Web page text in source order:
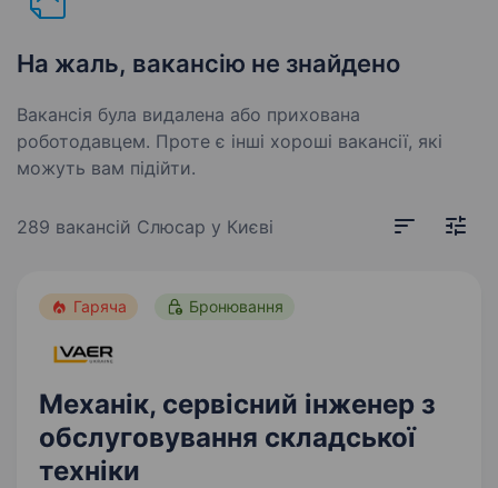
На жаль, вакансію не знайдено
Вакансія була видалена або прихована
роботодавцем. Проте є інші хороші вакансії, які
можуть вам підійти.
289 вакансій Слюсар у Києві
Гаряча Бронювання
Механік, сервісний інженер з
обслуговування складської
техніки